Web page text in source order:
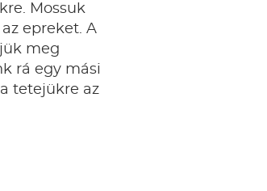
Mossuk
epreket. A
meg
rá egy mási
tetejükre az